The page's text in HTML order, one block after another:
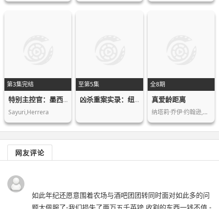
第3集完结
特别主控官：墨西哥女性命案守护者
Sayuri,Herrera
至第5集
凶杀重案实录：纽约第二季
全8期
真爱龄距离
纳塔莉·乔伊·约翰逊,Nick,Viall
网友评论
如此年纪还愿意围着农场与酒吧团团转同时面对如此多的问